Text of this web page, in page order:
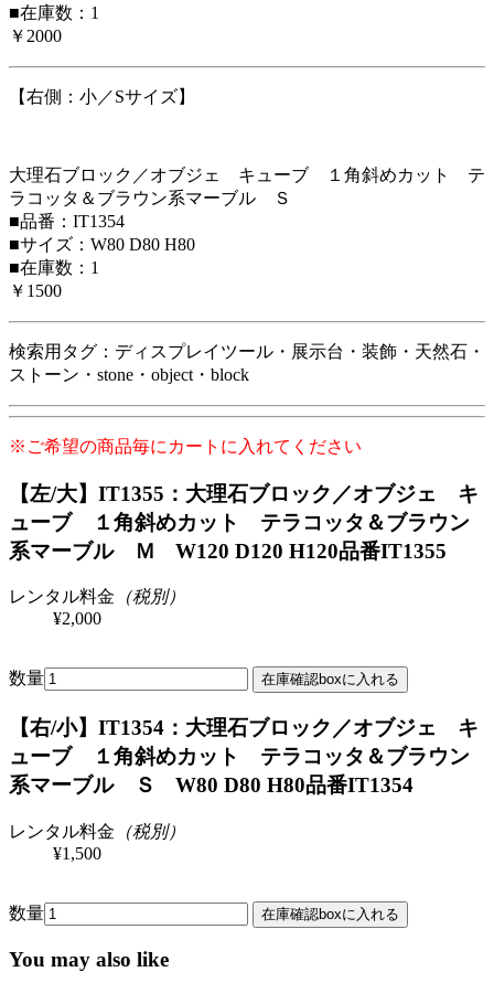
■在庫数：1
￥2000
【右側：小／Sサイズ】
大理石ブロック／オブジェ キューブ １角斜めカット テ
ラコッタ＆ブラウン系マーブル Ｓ
■品番：IT1354
■サイズ：W80 D80 H80
■在庫数：1
￥1500
検索用タグ：ディスプレイツール・展示台・装飾・天然石・
ストーン・stone・object・block
※ご希望の商品毎にカートに入れてください
【左/大】IT1355：大理石ブロック／オブジェ キ
ューブ １角斜めカット テラコッタ＆ブラウン
系マーブル Ｍ W120 D120 H120品番IT1355
レンタル料金 （税別）
¥2,000
数量
【右/小】IT1354：大理石ブロック／オブジェ キ
ューブ １角斜めカット テラコッタ＆ブラウン
系マーブル Ｓ W80 D80 H80品番IT1354
レンタル料金 （税別）
¥1,500
数量
You may also like